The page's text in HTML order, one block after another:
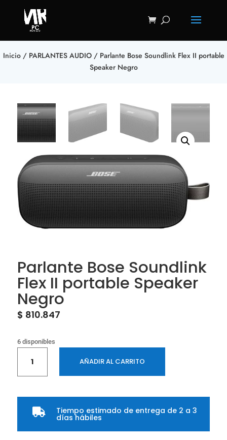
Inicio/ PARLANTES AUDIO/ Parlante Bose Soundlink Flex II portable
Speaker Negro
Parlante Bose Soundlink
Flex II portable Speaker
Negro
$ 810.847
6 disponibles
Bose
Soundlink
II
portable
Negro
AÑADIR AL CARRITO
 Tiempo estimado de entrega de 2 a 3
días hábiles